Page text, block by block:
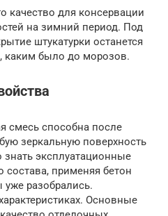
качество для консервации
на зимний период. Под
штукатурки останется
каким было до морозов.
смесь способна после
зеркальную поверхность
эксплуатационные
применяя бетон
уже разобрались.
Основные